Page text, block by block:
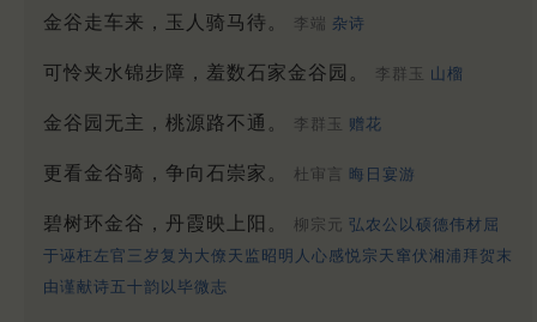
金谷走车来，玉人骑马待。 李端 杂诗
可怜夹水锦步障，羞数石家金谷园。 李群玉 山榴
金谷园无主，桃源路不通。 李群玉 赠花
更看金谷骑，争向石崇家。 杜审言 晦日宴游
碧树环金谷，丹霞映上阳。 柳宗元 弘农公以硕德伟材屈
于诬枉左官三岁复为大僚天监昭明人心感悦宗天窜伏湘浦拜贺末
由谨献诗五十韵以毕微志